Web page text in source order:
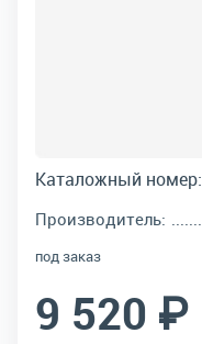
Каталожный номер:
Производитель:
под заказ
9 520 ₽